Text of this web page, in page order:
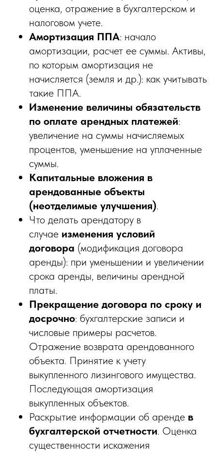
оценка, отражение в бухгалтерском и
налоговом учете.
Амортизация ППА: начало
амортизации, расчет ее суммы. Активы,
по которым амортизация не
начисляется (земля и др.): как учитывать
такие ППА.
Изменение величины обязательств
по оплате арендных платежей:
увеличение на суммы начисляемых
процентов, уменьшение на уплаченные
суммы.
Капитальные вложения в
арендованные объекты
(неотделимые улучшения).
Что делать арендатору в
случае изменения условий
договора (модификация договора
аренды): при уменьшении и увеличении
срока аренды, величины арендной
платы.
Прекращение договора по сроку и
досрочно: бухгалтерские записи и
числовые примеры расчетов.
Отражение возврата арендованного
объекта. Принятие к учету
выкупленного лизингового имущества.
Последующая амортизация
выкупленных объектов.
Раскрытие информации об аренде в
бухгалтерской отчетности. Оценка
существенности искажения